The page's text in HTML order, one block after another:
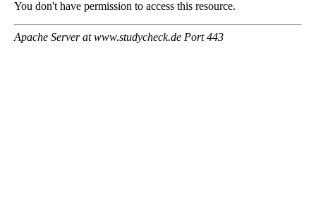
zum Unternehmen